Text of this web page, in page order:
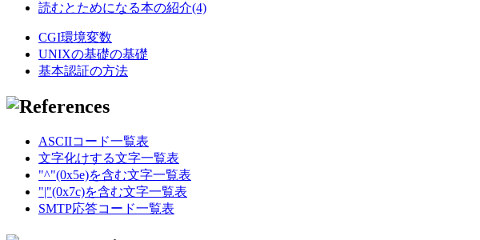
読むとためになる本の紹介(4)
CGI環境変数
UNIXの基礎の基礎
基本認証の方法
ASCIIコード一覧表
文字化けする文字一覧表
"^"(0x5e)を含む文字一覧表
"|"(0x7c)を含む文字一覧表
SMTP応答コード一覧表